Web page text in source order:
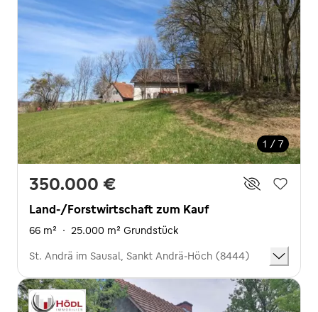
1 / 7
350.000 €
Land-/Forstwirtschaft zum Kauf
66 m² · 25.000 m² Grundstück
St. Andrä im Sausal, Sankt Andrä-Höch (8444)